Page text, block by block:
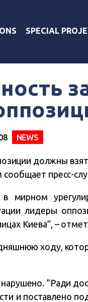
SPECIAL
NEWS
должны
сообщает пресс-
лидеры
Киева”, –
ходу,
“Ради
и поставлено